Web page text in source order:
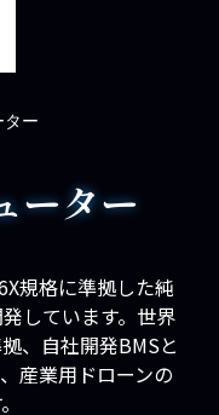
ター
ーター
規格に準拠した純
しています。世界
、自社開発BMSと
産業用ドローンの